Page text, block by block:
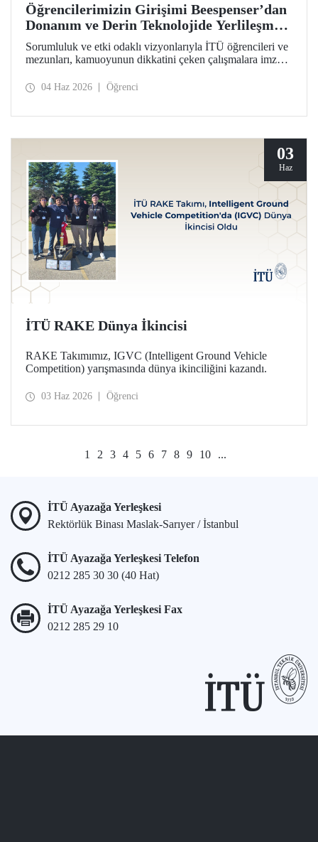
Öğrencilerimizin Girişimi Beespenser’dan
Donanım ve Derin Teknolojide Yerlileşme
İçin Dikkat Çekici Hamle
Sorumluluk ve etki odaklı vizyonlarıyla İTÜ öğrencileri ve
mezunları, kamuoyunun dikkatini çeken çalışmalara imza
yolculuğunun somutlaşan örnekleri arasında Beespenser de
04 Haz 2026 Öğrenci
03
Haz
İTÜ RAKE Dünya İkincisi
RAKE Takımımız, IGVC (Intelligent Ground Vehicle
Competition) yarışmasında dünya ikinciliğini kazandı.
03 Haz 2026 Öğrenci
1 2 3 4 5 6 7 8 9 10 ...
İTÜ Ayazağa Yerleşkesi
Rektörlük Binası Maslak-Sarıyer / İstanbul
İTÜ Ayazağa Yerleşkesi Telefon
0212 285 30 30 (40 Hat)
İTÜ Ayazağa Yerleşkesi Fax
0212 285 29 10